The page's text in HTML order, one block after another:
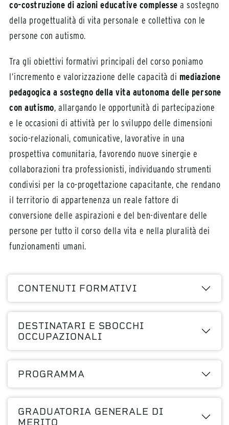
co-costruzione di azioni educative complesse a sostegno
della progettualità di vita personale e collettiva con le
persone con autismo.
Tra gli obiettivi formativi principali del corso poniamo
l’incremento e valorizzazione delle capacità di mediazione
pedagogica a sostegno della vita autonoma delle persone
con autismo, allargando le opportunità di partecipazione
e le occasioni di attività per lo sviluppo delle dimensioni
socio-relazionali, comunicative, lavorative in una
prospettiva comunitaria, favorendo nuove sinergie e
collaborazioni tra professionisti, individuando strumenti
condivisi per la co-progettazione capacitante, che rendano
il territorio di appartenenza un reale fattore di
conversione delle aspirazioni e del ben-diventare delle
persone per tutto il corso della vita e nella pluralità dei
funzionamenti umani.
CONTENUTI FORMATIVI
DESTINATARI E SBOCCHI
OCCUPAZIONALI
PROGRAMMA
GRADUATORIA GENERALE DI
MERITO